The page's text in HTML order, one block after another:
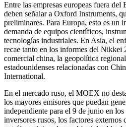
Entre las empresas europeas fuera
deben señalar a Oxford Instruments,
preliminares. Para Europa, esto es un
demanda de equipos científicos,
tecnologías industriales. En Asia, el
recae tanto en los informes del Nikkei
comercial china, la geopolítica
estadounidenses relacionadas con
International.
En el mercado ruso, el MOEX no
los mayores emisores que puedan
independiente para el 9 de junio en
inversores rusos, los factores externos